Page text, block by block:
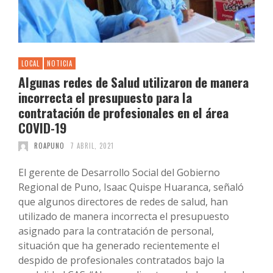
LOCAL NOTICIA
Algunas redes de Salud utilizaron de manera
incorrecta el presupuesto para la
contratación de profesionales en el área
COVID-19
ROAPUNO 7 ABRIL, 2021
El gerente de Desarrollo Social del Gobierno
Regional de Puno, Isaac Quispe Huaranca, señaló
que algunos directores de redes de salud, han
utilizado de manera incorrecta el presupuesto
asignado para la contratación de personal,
situación que ha generado recientemente el
despido de profesionales contratados bajo la